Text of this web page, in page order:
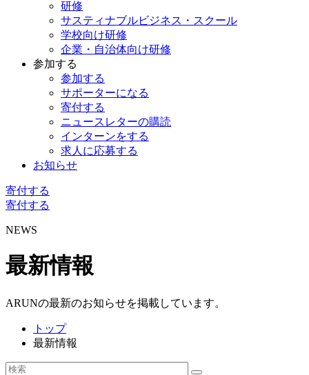
研修
サスティナブルビジネス・スクール
学校向け研修
企業・自治体向け研修
参加する
参加する
サポーターになる
寄付する
ニュースレターの購読
インターンをする
求人に応募する
お知らせ
寄付する
寄付する
NEWS
最新情報
ARUNの最新のお知らせを掲載しています。
トップ
最新情報